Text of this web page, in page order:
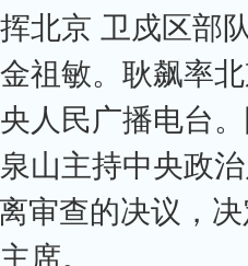
北京 卫戍区部
祖敏。耿飙率
人民广播电台
山主持中央政
审查的决议，
席。